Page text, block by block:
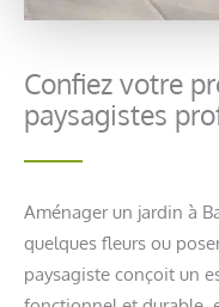
Confiez votre
paysagistes
Aménager un jardin à
quelques fleurs ou
paysagiste conçoit un